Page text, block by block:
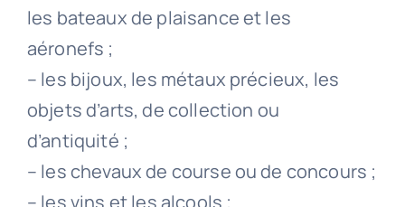
les bateaux de plaisance et les
aéronefs ;
– les bijoux, les métaux précieux, les
objets d’arts, de collection ou
d’antiquité ;
– les chevaux de course ou de concours ;
– les vins et les alcools ;